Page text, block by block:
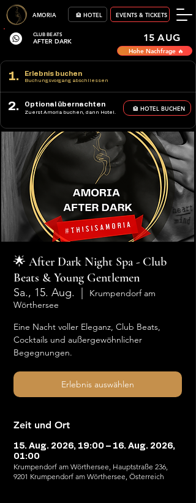
AMORIA 🏨 HOTEL EVENTS & TICKETS
CLUB BEATS
AFTER DARK 15 AUG
Hohe Nachfrage 🔥
1. Erlebnis buchen
Buchungsvorgang abschliessen
2. Optional übernachten
Zuerst Amoria buchen, dann Hotel.
🏨 HOTEL BUCHEN
🌟 After Dark Night Spa - Club
Beats & Young Gentlemen
Sa., 15. Aug.
Krumpendorf am
Wörthersee
Eine Nacht voller Eleganz, Club Beats,
Cocktails und außergewöhnlicher
Begegnungen.
Erlebnis auswählen
Zeit und Ort
15. Aug. 2026, 19:00 – 16. Aug. 2026,
01:00
Krumpendorf am Wörthersee, Hauptstraße 236,
9201 Krumpendorf am Wörthersee, Österreich